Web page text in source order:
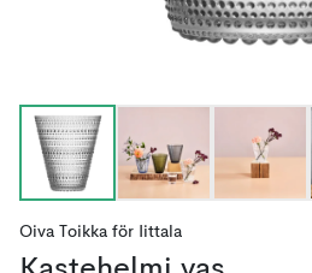
Oiva Toikka för Iittala